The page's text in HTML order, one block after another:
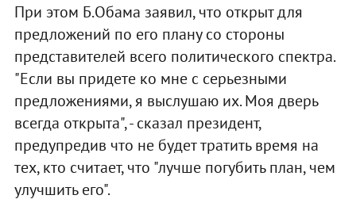
При этом Б.Обама заявил, что открыт для
предложений по его плану со стороны
представителей всего политического спектра.
"Если вы придете ко мне с серьезными
предложениями, я выслушаю их. Моя дверь
всегда открыта", - сказал президент,
предупредив что не будет тратить время на
тех, кто считает, что "лучше погубить план, чем
улучшить его".